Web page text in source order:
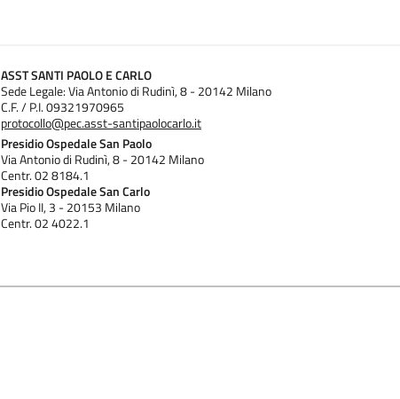
ASST SANTI PAOLO E CARLO
Sede Legale: Via Antonio di Rudinì, 8 - 20142 Milano
C.F. / P.I. 09321970965
protocollo@pec.asst-santipaolocarlo.it
Presidio Ospedale San Paolo
Via Antonio di Rudinì, 8 - 20142 Milano
Centr. 02 8184.1
Presidio Ospedale San Carlo
Via Pio II, 3 - 20153 Milano
Centr. 02 4022.1